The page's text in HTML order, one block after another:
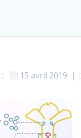
15 avril 2019 |